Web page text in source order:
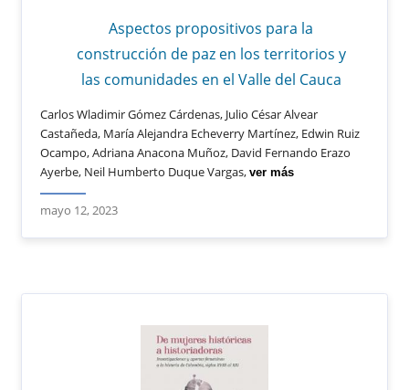
Aspectos propositivos para la
construcción de paz en los territorios y
las comunidades en el Valle del Cauca
Carlos Wladimir Gómez Cárdenas, Julio César Alvear
Castañeda, María Alejandra Echeverry Martínez, Edwin Ruiz
Ocampo, Adriana Anacona Muñoz, David Fernando Erazo
Ayerbe, Neil Humberto Duque Vargas,ver más
mayo 12, 2023